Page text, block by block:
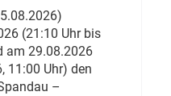
(21:10 Uhr bis
am 29.08.2026
11:00 Uhr) den
–